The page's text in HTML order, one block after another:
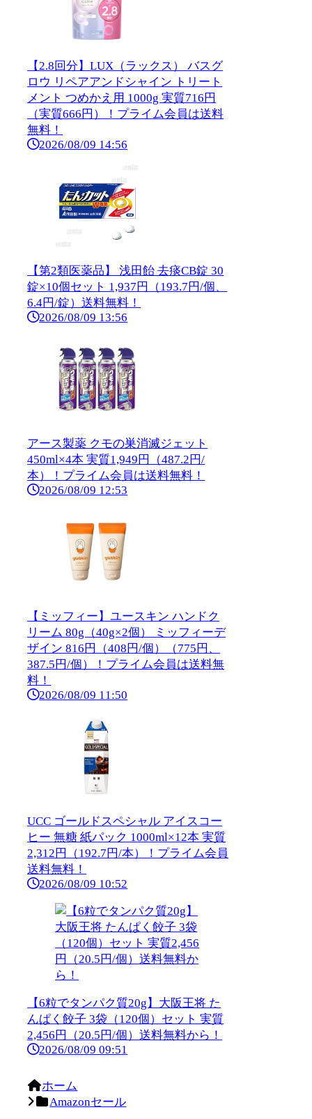
【2.8回分】LUX（ラックス） バスグ
ロウ リペアアンドシャイン トリート
メント つめかえ用 1000g 実質716円
（実質666円）！プライム会員は送料
無料！
2026/08/09 14:56
【第2類医薬品】 浅田飴 去痰CB錠 30
錠×10個セット 1,937円（193.7円/個、
6.4円/錠）送料無料！
2026/08/09 13:56
アース製薬 クモの巣消滅ジェット
450ml×4本 実質1,949円（487.2円/
本）！プライム会員は送料無料！
2026/08/09 12:53
【ミッフィー】ユースキン ハンドク
リーム 80g（40g×2個） ミッフィーデ
ザイン 816円（408円/個）（775円、
387.5円/個）！プライム会員は送料無
料！
2026/08/09 11:50
UCC ゴールドスペシャル アイスコー
ヒー 無糖 紙パック 1000ml×12本 実質
2,312円（192.7円/本）！プライム会員
送料無料！
2026/08/09 10:52
【6粒でタンパク質20g】大阪王将 た
んぱく餃子 3袋（120個）セット 実質
2,456円（20.5円/個）送料無料から！
2026/08/09 09:51
ホーム
Amazonセール